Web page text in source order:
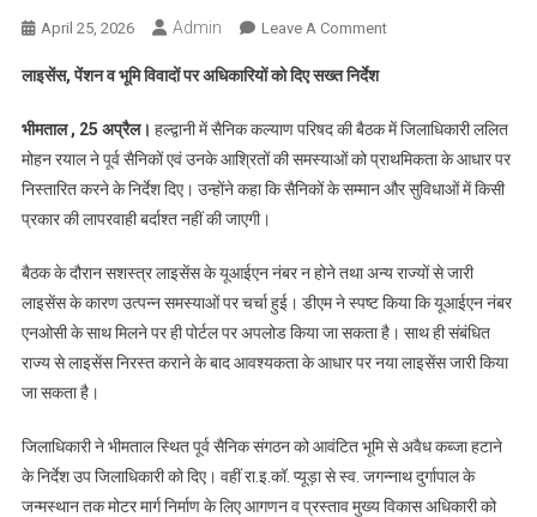
April 25, 2026 Admin Leave A CommentOn
समस्याओं
का
प्राथमिकता
निस्तारण:
डीएम
लाइसेंस, पेंशन व भूमि विवादों पर अधिकारियों को दिए सख्त निर्देश
भीमताल , 25 अप्रैल। हल्द्वानी में सैनिक कल्याण परिषद की बैठक में जिलाधिकारी ललित
मोहन रयाल ने पूर्व सैनिकों एवं उनके आश्रितों की समस्याओं को प्राथमिकता के आधार पर
निस्तारित करने के निर्देश दिए। उन्होंने कहा कि सैनिकों के सम्मान और सुविधाओं में किसी
प्रकार की लापरवाही बर्दाश्त नहीं की जाएगी।
बैठक के दौरान सशस्त्र लाइसेंस के यूआईएन नंबर न होने तथा अन्य राज्यों से जारी
लाइसेंस के कारण उत्पन्न समस्याओं पर चर्चा हुई। डीएम ने स्पष्ट किया कि यूआईएन नंबर
एनओसी के साथ मिलने पर ही पोर्टल पर अपलोड किया जा सकता है। साथ ही संबंधित
राज्य से लाइसेंस निरस्त कराने के बाद आवश्यकता के आधार पर नया लाइसेंस जारी किया
जा सकता है।
जिलाधिकारी ने भीमताल स्थित पूर्व सैनिक संगठन को आवंटित भूमि से अवैध कब्जा हटाने
के निर्देश उप जिलाधिकारी को दिए। वहीं रा.इ.कॉ. प्यूड़ा से स्व. जगन्नाथ दुर्गापाल के
जन्मस्थान तक मोटर मार्ग निर्माण के लिए आगणन व प्रस्ताव मुख्य विकास अधिकारी को